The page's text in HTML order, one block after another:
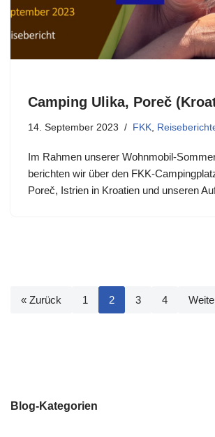
Camping Ulika, Poreč
14. September 2023 FKK
Im Rahmen unserer Wohnmobil-
berichten wir über den FKK-
Poreč, Istrien in Kroatien und unseren
« Zurück 1 2 3 4
Blog-Kategorien